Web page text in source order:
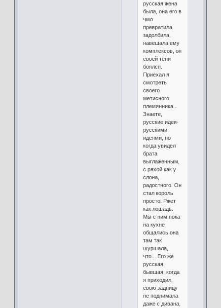
русская жена
была, она его в
чмо
превратила,
задолбила,
навешала ему
комплексов, он
своей тени
боялся.
Приехал я
смотреть
своего
метисного
племянника...
Знаете,
русские идеи-
русскими
идеями, но
когда увидел
брата
выглаженным,
с ряхой как у
слона,
радостного. Он
стал король
просто. Ржет
как лошадь.
Мы с ним пока
на кухне
общались она
там так
шуршала,
что... Его же
русская
бывшая, когда
я приходил,
свою задницу
не поднимала
даже с дивана,